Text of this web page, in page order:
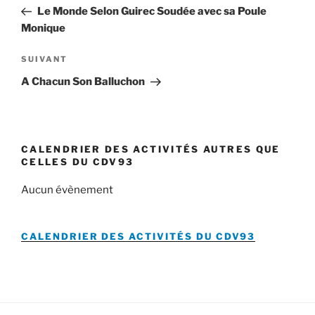
l’article
précédent
Le Monde Selon Guirec Soudée avec sa Poule
Monique
Article
suivant
SUIVANT
A Chacun Son Balluchon
CALENDRIER DES ACTIVITÉS AUTRES QUE
CELLES DU CDV93
Aucun évènement
CALENDRIER DES ACTIVITÉS DU CDV93